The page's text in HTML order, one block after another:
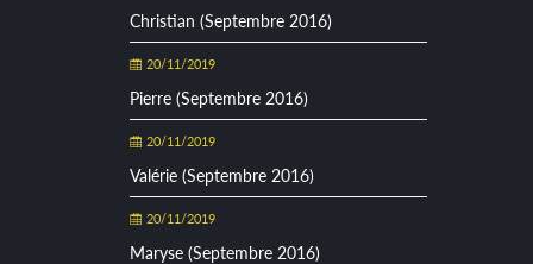
Christian (Septembre 2016)
20/11/2019
Pierre (Septembre 2016)
20/11/2019
Valérie (Septembre 2016)
20/11/2019
Maryse (Septembre 2016)